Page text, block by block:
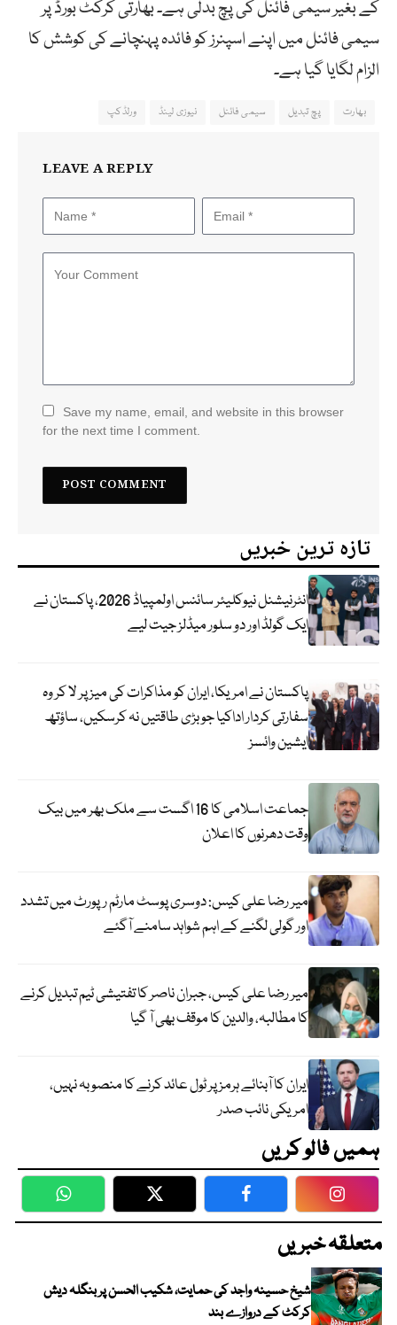
کے بغیر سیمی فائنل کی پچ بدلی ہے۔ بھارتی کرکٹ بورڈ پر
سیمی فائنل میں اپنے اسپنرز کو فائدہ پہنچانے کی کوشش کا
الزام لگایا گیا ہے۔
بھارت پچ تبدیل سیمی فائنل نیوزی لینڈ ورلڈکپ
LEAVE A REPLY
Save my name, email, and website in this browser
for the next time I comment.
تازہ ترین خبریں
انٹرنیشنل نیوکلیئر سائنس اولمپیاڈ 2026، پاکستان نے
ایک گولڈ اور دو سلور میڈلز جیت لیے
پاکستان نے امریکا، ایران کو مذاکرات کی میز پر لا کر وہ
سفارتی کردار اداکیا جو بڑی طاقتیں نہ کرسکیں، ساؤتھ
ایشین وائسز
جماعت اسلامی کا 16 اگست سے ملک بھر میں بیک
وقت دھرنوں کا اعلان
میر رضا علی کیس: دوسری پوسٹ مارٹم رپورٹ میں تشدد
اور گولی لگنے کے اہم شواہد سامنے آگئے
میر رضا علی کیس، جبران ناصر کا تفتیشی ٹیم تبدیل کرنے
کا مطالبہ، والدین کا موقف بھی آ گیا
ایران کا آبنائے ہرمز پر ٹول عائد کرنے کا منصوبہ نہیں،
امریکی نائب صدر
ہمیں فالو کریں
WhatsApp Twitter Facebook
متعلقہ خبریں
شیخ حسینہ واجد کی حمایت، شکیب الحسن پر بنگلہ دیش
کرکٹ کے دروازے بند